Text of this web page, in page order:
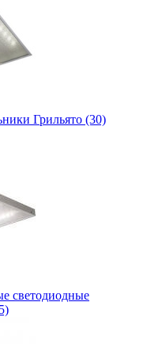
Грильято (30)
светодиодные